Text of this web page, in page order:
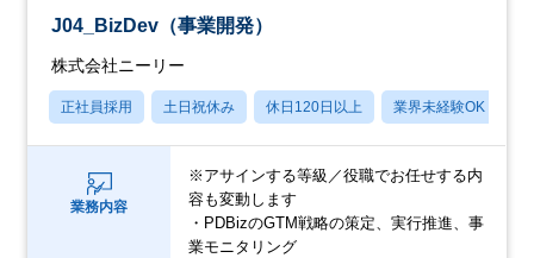
J04_BizDev（事業開発）
株式会社ニーリー
正社員採用 土日祝休み 休日120日以上 業界未経験OK
業務内容
※アサインする等級／役職でお任せする内
容も変動します
・PDBizのGTM戦略の策定、実行推進、事
業モニタリング